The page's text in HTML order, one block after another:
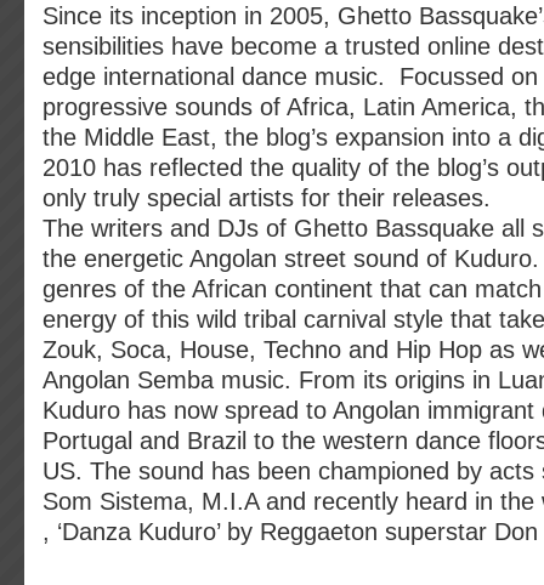
Since its inception in 2005, Ghetto
sensibilities have become a trusted online
edge international dance music. Focussed
progressive sounds of Africa, Latin America,
the Middle East, the blog’s expansion into a
2010 has reflected the quality of the blog’s
only truly special artists for their releases.
The writers and DJs of Ghetto Bassquake all
the energetic Angolan street sound of
genres of the African continent that can
energy of this wild tribal carnival style that
Zouk, Soca, House, Techno and Hip Hop as
Angolan Semba music. From its origins in
Kuduro has now spread to Angolan immigrant
Portugal and Brazil to the western dance
US. The sound has been championed by acts
Som Sistema, M.I.A and recently heard in the
, ‘Danza Kuduro’ by Reggaeton superstar